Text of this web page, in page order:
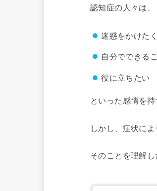
認知症の人々は、
迷惑をかけた
自分でできる
役に立ちたい
といった感情を持
しかし、症状に
そのことを理解